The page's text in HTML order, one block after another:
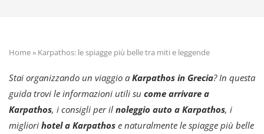
Home» Karpathos: le spiagge più belle tra miti e leggende
Stai organizzando un viaggio a Karpathos in Grecia? In questa
guida trovi le informazioni utili su come arrivare a
Karpathos, i consigli per il noleggio auto a Karpathos, i
migliori hotel a Karpathos e naturalmente le spiagge più belle